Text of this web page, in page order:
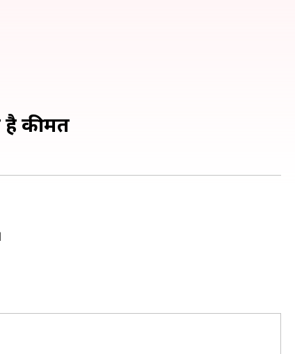
है कीमत